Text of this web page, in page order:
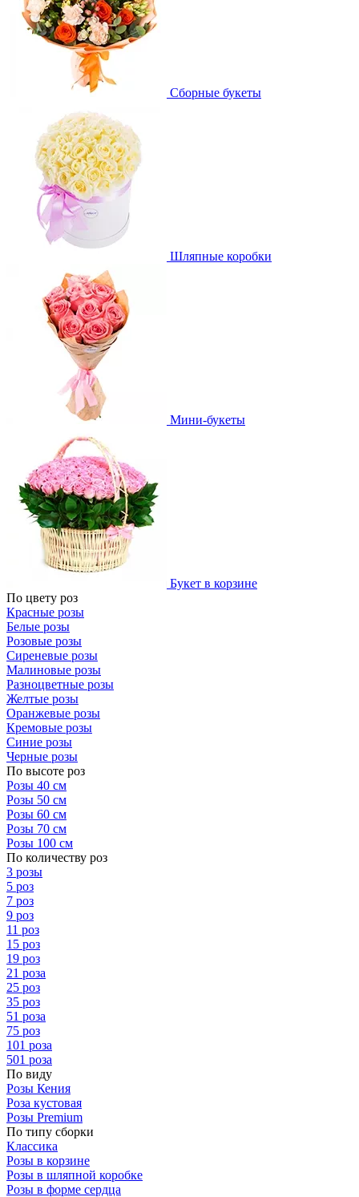
Сборные букеты
Шляпные коробки
Мини-букеты
Букет в корзине
По цвету роз
Красные розы
Белые розы
Розовые розы
Сиреневые розы
Малиновые розы
Разноцветные розы
Желтые розы
Оранжевые розы
Кремовые розы
Синие розы
Черные розы
По высоте роз
Розы 40 см
Розы 50 см
Розы 60 см
Розы 70 см
Розы 100 см
По количеству роз
3 розы
5 роз
7 роз
9 роз
11 роз
15 роз
19 роз
21 роза
25 роз
35 роз
51 роза
75 роз
101 роза
501 роза
По виду
Розы Кения
Роза кустовая
Розы Premium
По типу сборки
Классика
Розы в корзине
Розы в шляпной коробке
Розы в форме сердца